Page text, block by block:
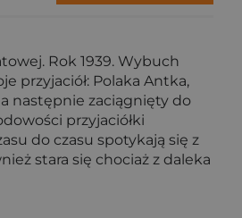
Rok 1939. Wybuch
przyjaciół: Polaka Antka,
następnie zaciągnięty do
przyjaciółki
do czasu spotykają się z
stara się chociaż z daleka